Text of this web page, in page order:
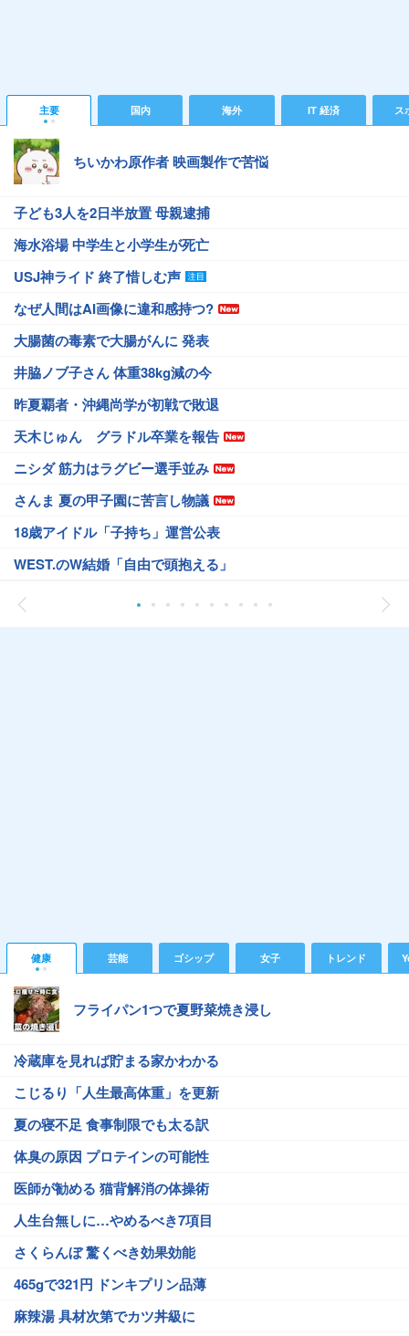
主要 国内 海外 IT 経済 ス
ちいかわ原作者 映画製作で苦悩
子ども3人を2日半放置 母親逮捕
海水浴場 中学生と小学生が死亡
USJ神ライド 終了惜しむ声
なぜ人間はAI画像に違和感持つ?
大腸菌の毒素で大腸がんに 発表
井脇ノブ子さん 体重38kg減の今
昨夏覇者・沖縄尚学が初戦で敗退
天木じゅん グラドル卒業を報告
ニシダ 筋力はラグビー選手並み
さんま 夏の甲子園に苦言し物議
18歳アイドル「子持ち」運営公表
WEST.のW結婚「自由で頭抱える」
健康 芸能 ゴシップ 女子 トレンド
フライパン1つで夏野菜焼き浸し
冷蔵庫を見れば貯まる家かわかる
こじるり「人生最高体重」を更新
夏の寝不足 食事制限でも太る訳
体臭の原因 プロテインの可能性
医師が勧める 猫背解消の体操術
人生台無しに…やめるべき7項目
さくらんぼ 驚くべき効果効能
465gで321円 ドンキプリン品薄
麻辣湯 具材次第でカツ丼級に